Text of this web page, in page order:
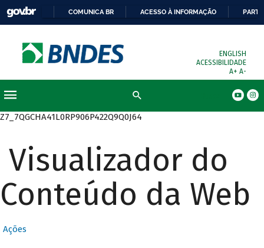
COMUNICA BR ACESSO À INFORMAÇÃO
ENGLISH
ACESSIBILIDADE
A+ A-
Z7_7QGCHA41L0RP906P422Q9Q0J64
Visualizador do
Conteúdo da Web
Ações